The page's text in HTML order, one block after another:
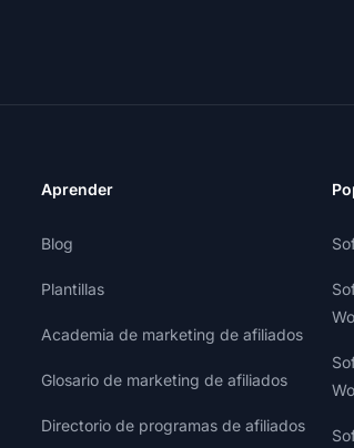
Aprender
Blog
Plantillas
Academia de marketing de afiliados
Glosario de marketing de afiliados
Directorio de programas de afiliados